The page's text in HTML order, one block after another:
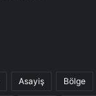
Asayiş Bölge